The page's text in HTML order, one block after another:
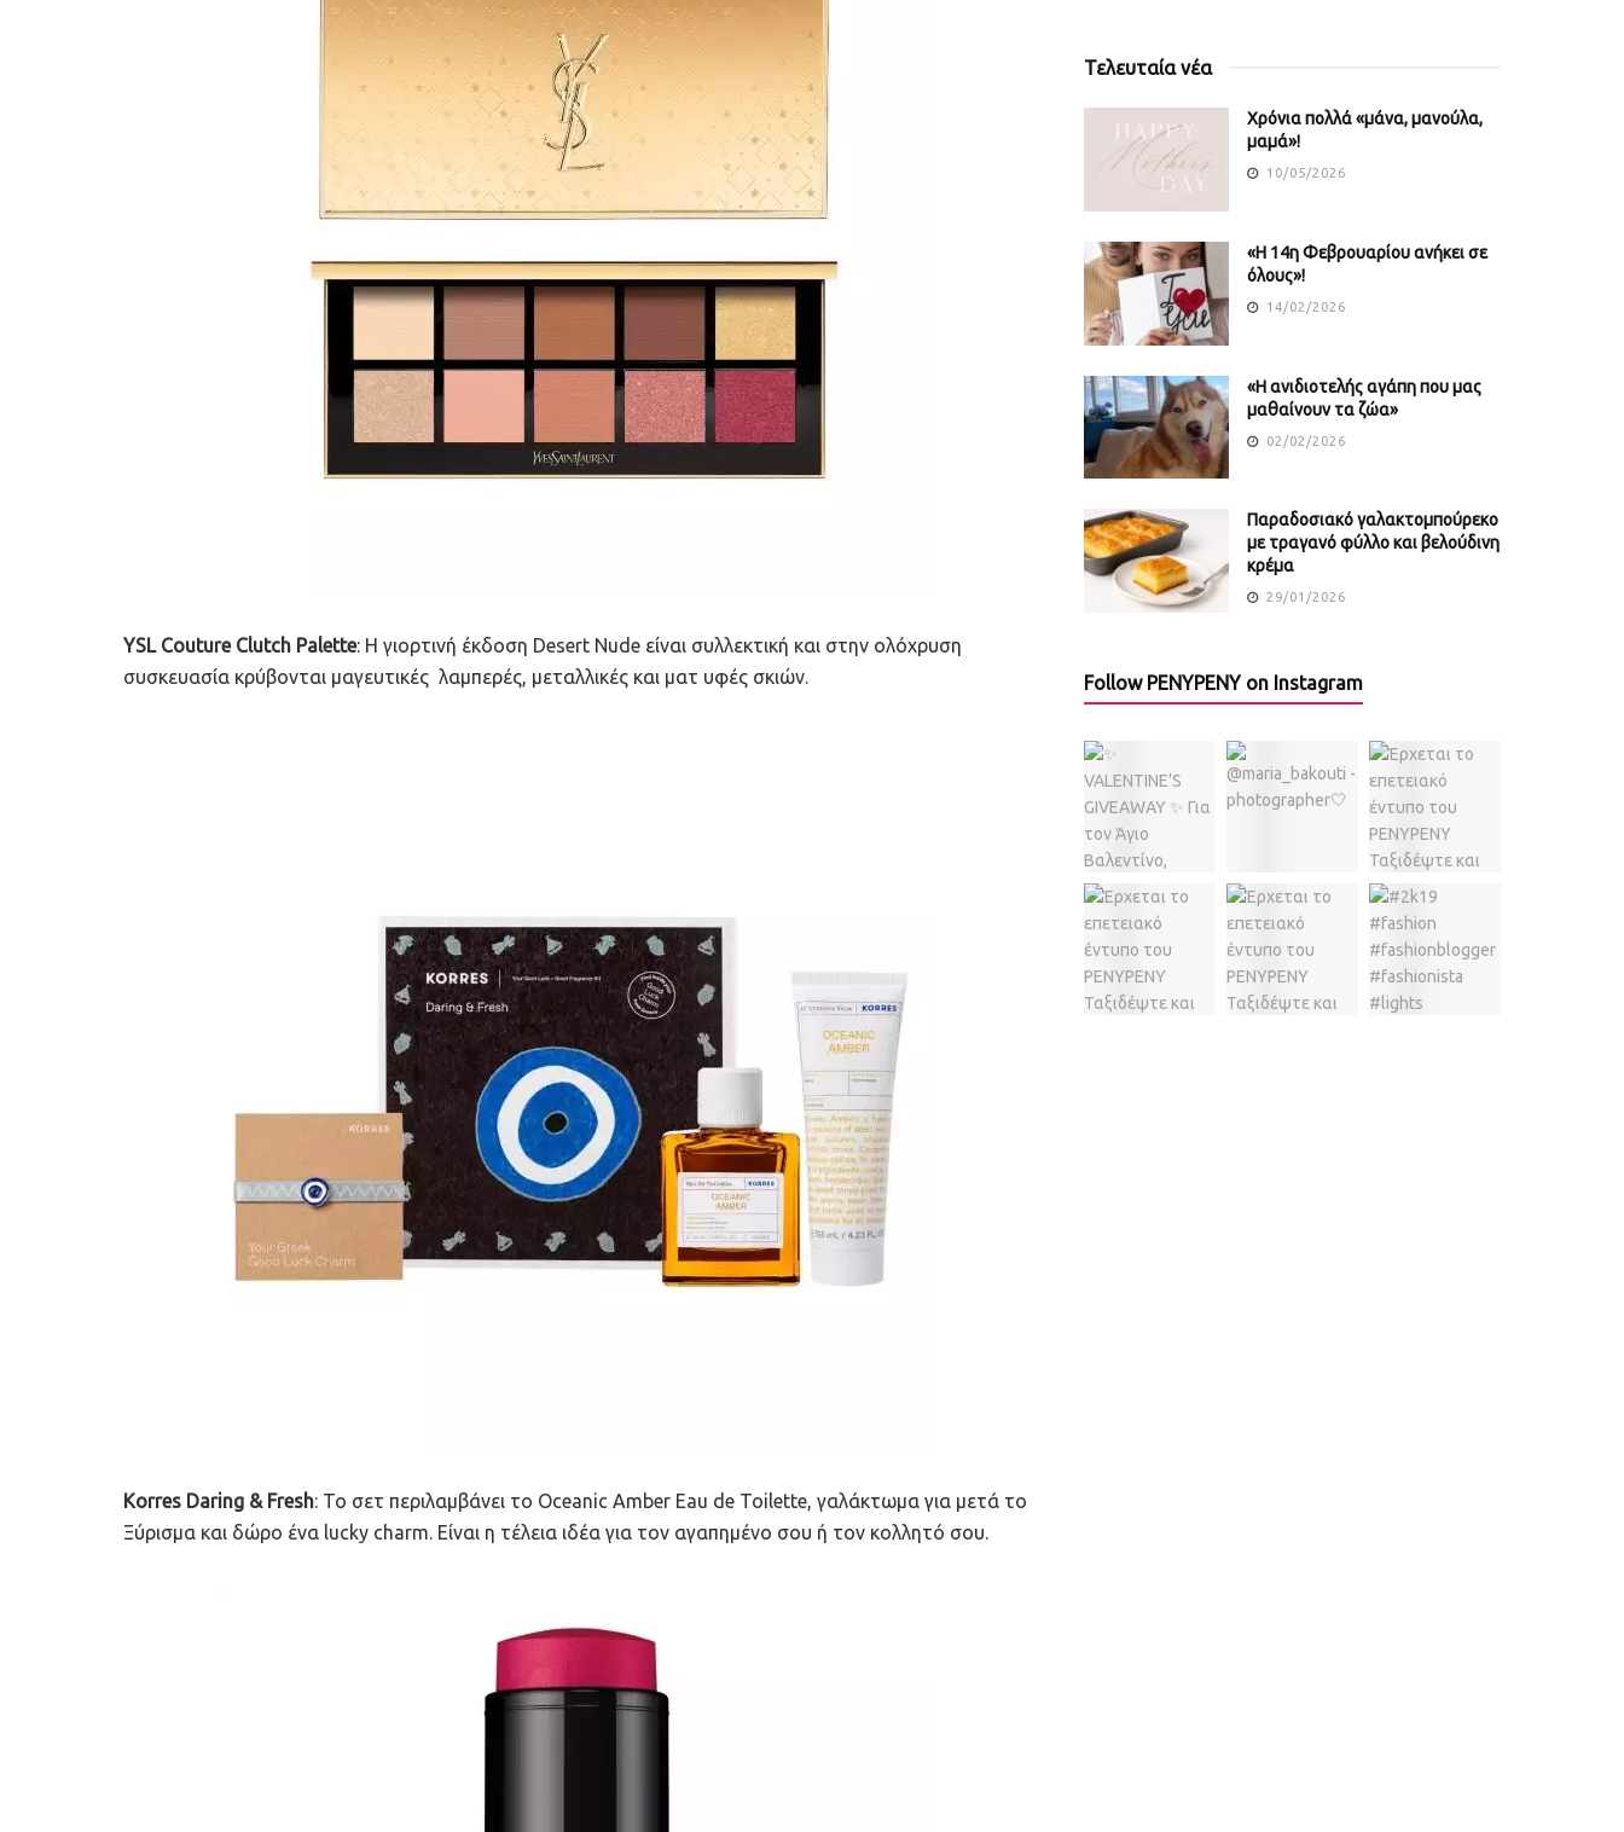
YSL Couture Clutch Palette: Η γιορτινή έκδοση Desert Nude είναι συλλεκτική και στην ολόχρυση
συσκευασία κρύβονται μαγευτικές λαμπερές, μεταλλικές και ματ υφές σκιών.
Korres Daring & Fresh: Το σετ περιλαμβάνει το Oceanic Amber Eau de Toilette, γαλάκτωμα για μετά το
Ξύρισμα και δώρο ένα lucky charm. Είναι η τέλεια ιδέα για τον αγαπημένο σου ή τον κολλητό σου.
Τελευταία νέα
Χρόνια πολλά «μάνα, μανούλα,
μαμά»!
10/05/2026
«Η 14η Φεβρουαρίου ανήκει σε
όλους»!
14/02/2026
«Η ανιδιοτελής αγάπη που μας
μαθαίνουν τα ζώα»
02/02/2026
Παραδοσιακό γαλακτομπούρεκο
με τραγανό φύλλο και βελούδινη
κρέμα
29/01/2026
Follow PENYPENY on Instagram